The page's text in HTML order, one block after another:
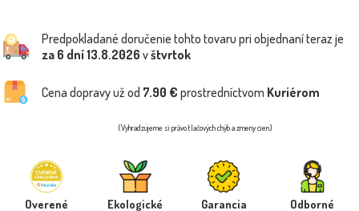
Predpokladané doručenie tohto tovaru pri objednaní teraz je
za 6 dní13.8.2026 vštvrtok
Cena dopravy už od 7.90 € prostredníctvom Kuriérom
(Vyhradzujeme si právo tlačových chýb a zmeny cien)
Overené
Ekologické
Garancia
Odborné